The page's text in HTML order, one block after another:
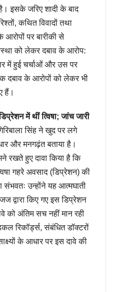
इसके जरिए शादी के बाद
कथित विवादों तथा
आरोपों पर बारीकी से
को लेकर दबाव के आरोप:
में हुई चर्चाओं और उस पर
दबाव के आरोपों को लेकर भी
हैं।
में थीं त्विषा; जांच जारी
सिंह ने खुद पर लगे
और मनगढ़ंत बताया है।
रखते हुए दावा किया है कि
गहरे अवसाद (डिप्रेशन) की
उन्होंने यह आत्मघाती
द्वारा किए गए इस डिप्रेशन
को अंतिम सच नहीं मान रही
रिकॉर्ड्स, संबंधित डॉक्टरों
के आधार पर इस दावे की